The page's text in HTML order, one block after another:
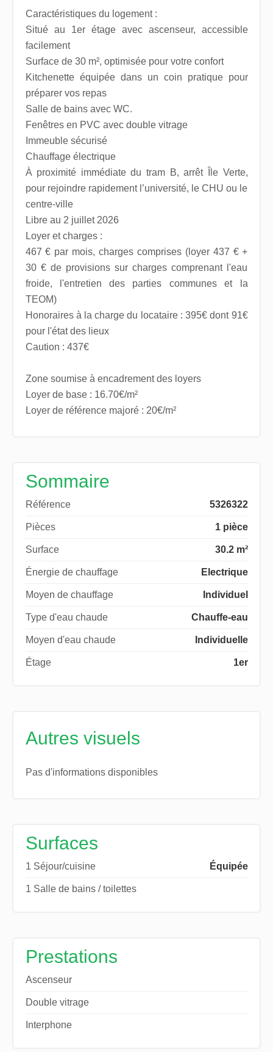
Caractéristiques du logement :
Situé au 1er étage avec ascenseur, accessible
facilement
Surface de 30 m², optimisée pour votre confort
Kitchenette équipée dans un coin pratique pour
préparer vos repas
Salle de bains avec WC.
Fenêtres en PVC avec double vitrage
Immeuble sécurisé
Chauffage électrique
À proximité immédiate du tram B, arrêt Île Verte,
pour rejoindre rapidement l’université, le CHU ou le
centre-ville
Libre au 2 juillet 2026
Loyer et charges :
467 € par mois, charges comprises (loyer 437 € +
30 € de provisions sur charges comprenant l'eau
froide, l'entretien des parties communes et la
TEOM)
Honoraires à la charge du locataire : 395€ dont 91€
pour l'état des lieux
Caution : 437€
Zone soumise à encadrement des loyers
Loyer de base : 16.70€/m²
Loyer de référence majoré : 20€/m²
Sommaire
Référence 5326322
Pièces 1 pièce
Surface 30.2 m²
Énergie de chauffage Electrique
Moyen de chauffage Individuel
Type d'eau chaude Chauffe-eau
Moyen d'eau chaude Individuelle
Étage 1er
Autres visuels
Pas d'informations disponibles
Surfaces
1 Séjour/cuisine Équipée
1 Salle de bains / toilettes
Prestations
Ascenseur
Double vitrage
Interphone